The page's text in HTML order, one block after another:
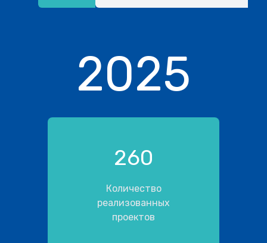
260
Количество
реализованных
проектов